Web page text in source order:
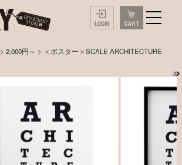
>2,000円～ > ＜ポスター＞SCALE ARCHITECTURE